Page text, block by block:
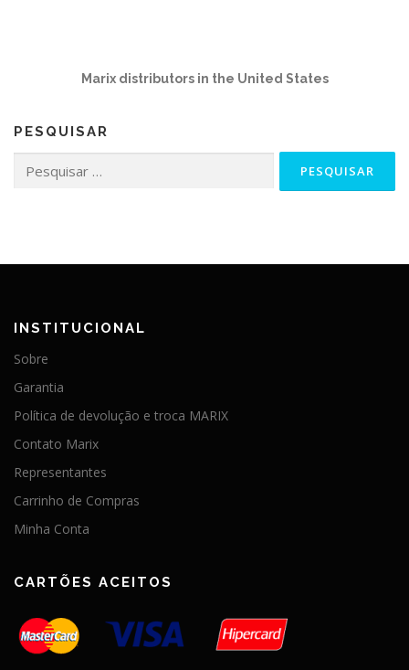
Marix distributors in the United States
PESQUISAR
por:
INSTITUCIONAL
Sobre
Garantia
Política de devolução e troca MARIX
Contato Marix
Representantes
Carrinho de Compras
Minha Conta
CARTÕES ACEITOS